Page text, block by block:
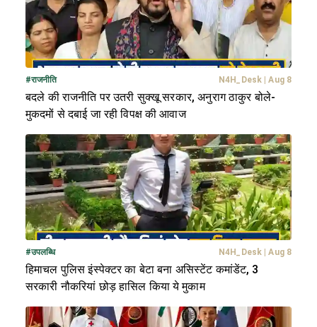
#राजनीति N4H_Desk | Aug 8
बदले की राजनीति पर उतरी सुक्खू सरकार, अनुराग ठाकुर बोले-
मुकदमों से दबाई जा रही विपक्ष की आवाज
#उपलब्धि N4H_Desk | Aug 8
हिमाचल पुलिस इंस्पेक्टर का बेटा बना असिस्टेंट कमांडेंट, 3
सरकारी नौकरियां छोड़ हासिल किया ये मुकाम